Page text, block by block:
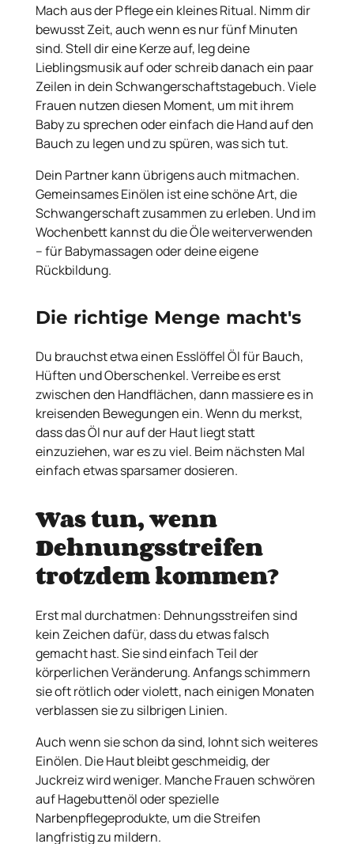
Mach aus der Pflege ein kleines Ritual. Nimm dir
bewusst Zeit, auch wenn es nur fünf Minuten
sind. Stell dir eine Kerze auf, leg deine
Lieblingsmusik auf oder schreib danach ein paar
Zeilen in dein Schwangerschaftstagebuch. Viele
Frauen nutzen diesen Moment, um mit ihrem
Baby zu sprechen oder einfach die Hand auf den
Bauch zu legen und zu spüren, was sich tut.
Dein Partner kann übrigens auch mitmachen.
Gemeinsames Einölen ist eine schöne Art, die
Schwangerschaft zusammen zu erleben. Und im
Wochenbett kannst du die Öle weiterverwenden
– für Babymassagen oder deine eigene
Rückbildung.
Die richtige Menge macht's
Du brauchst etwa einen Esslöffel Öl für Bauch,
Hüften und Oberschenkel. Verreibe es erst
zwischen den Handflächen, dann massiere es in
kreisenden Bewegungen ein. Wenn du merkst,
dass das Öl nur auf der Haut liegt statt
einzuziehen, war es zu viel. Beim nächsten Mal
einfach etwas sparsamer dosieren.
Was tun, wenn
Dehnungsstreifen
trotzdem kommen?
Erst mal durchatmen: Dehnungsstreifen sind
kein Zeichen dafür, dass du etwas falsch
gemacht hast. Sie sind einfach Teil der
körperlichen Veränderung. Anfangs schimmern
sie oft rötlich oder violett, nach einigen Monaten
verblassen sie zu silbrigen Linien.
Auch wenn sie schon da sind, lohnt sich weiteres
Einölen. Die Haut bleibt geschmeidig, der
Juckreiz wird weniger. Manche Frauen schwören
auf Hagebuttenöl oder spezielle
Narbenpflegeprodukte, um die Streifen
langfristig zu mildern.